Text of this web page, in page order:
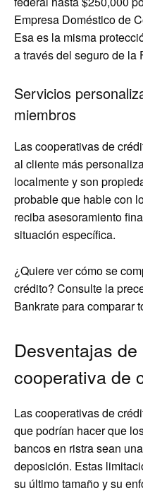
Empresa Doméstico de
Esa es la misma
a través del seguro de la
Servicios
miembros
Las cooperativas de
al cliente más
localmente y son
probable que hable con
reciba asesoramiento
situación específica.
¿Quiere ver cómo se
crédito? Consulte la
Bankrate para comparar
Desventajas
cooperativa de
Las cooperativas de
que podrían hacer que
bancos en ristra sean
deposición. Estas
su último tamaño y su